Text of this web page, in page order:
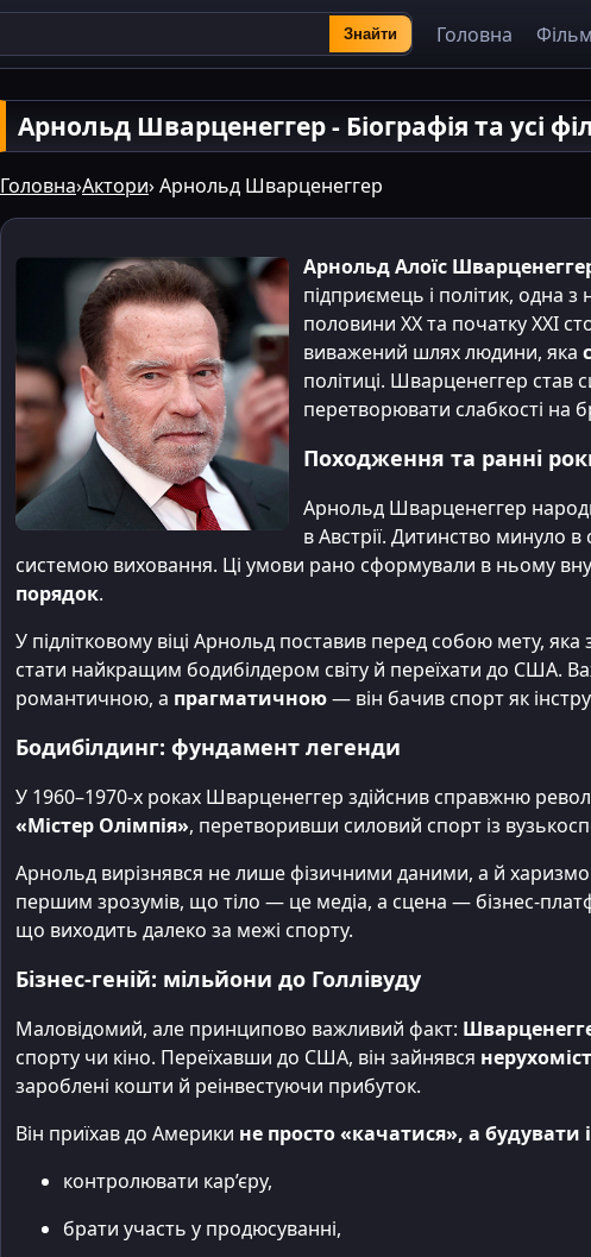
Знайти Головна
Арнольд Шварценеггер - Біографія та усі
Головна›Актори› Арнольд Шварценеггер
Арнольд Алоїс
підприємець і політик, одна
половини XX та початку XXI
виважений шлях людини, яка
політиці. Шварценеггер став
перетворювати слабкості на
Походження та ранні
Арнольд Шварценеггер
в Австрії. Дитинство минуло
системою виховання. Ці умови рано сформували в ньому
порядок.
У підлітковому віці Арнольд поставив перед собою мету,
стати найкращим бодибілдером світу й переїхати до США.
романтичною, а прагматичною— він бачив спорт як
Бодибілдинг: фундамент легенди
У 1960–1970-х роках Шварценеггер здійснив справжню
«Містер Олімпія», перетворивши силовий спорт із
Арнольд вирізнявся не лише фізичними даними, а й
першим зрозумів, що тіло — це медіа, а сцена — бізнес-
що виходить далеко за межі спорту.
Бізнес-геній: мільйони до Голлівуду
Маловідомий, але принципово важливий факт:
спорту чи кіно. Переїхавши до США, він зайнявся
зароблені кошти й реінвестуючи прибуток.
Він приїхав до Америки не просто «качатися», а будувати
контролювати кар’єру,
брати участь у продюсуванні,